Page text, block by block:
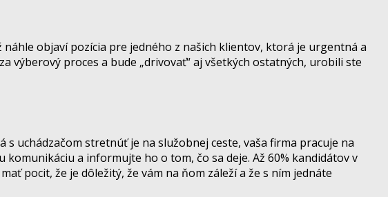
objaví pozícia pre jedného z našich klientov, ktorá je urgentná a
výberový proces a bude „drivovať“ aj všetkých ostatných, urobili ste
uchádzačom stretnúť je na služobnej ceste, vaša firma pracuje na
a informujte ho o tom, čo sa deje. Až 60% kandidátov v
pocit, že je dôležitý, že vám na ňom záleží a že s ním jednáte